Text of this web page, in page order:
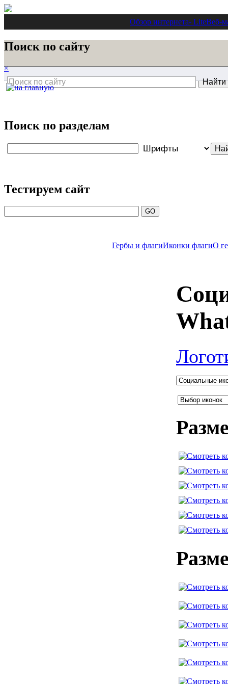
Обзор интернета- LiteВеб-
Поиск по сайту
×
Поиск по разделам
Тестируем сайт
Гербы и флагиИконки флагиO